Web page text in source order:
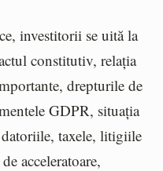
investitorii se uită la
constitutiv, relația
drepturile de
GDPR, situația
taxele, litigiile
acceleratoare,